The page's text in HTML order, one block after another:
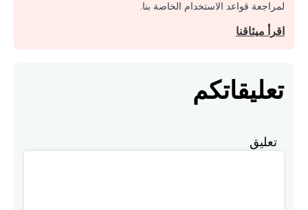
لمراجعة قواعد الاستخدام الخاصة بنا.
اقرأ ميثاقنا
تعليقاتكم
تعليق